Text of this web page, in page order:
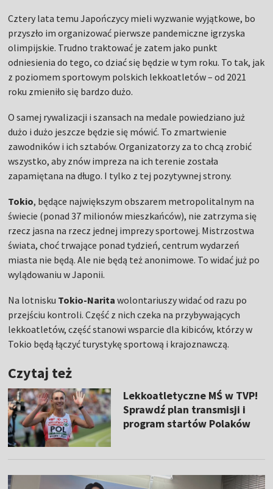
Cztery lata temu Japończycy mieli wyzwanie wyjątkowe, bo
przyszło im organizować pierwsze pandemiczne igrzyska
olimpijskie. Trudno traktować je zatem jako punkt
odniesienia do tego, co dziać się będzie w tym roku. To tak, jak
z poziomem sportowym polskich lekkoatletów – od 2021
roku zmieniło się bardzo dużo.
O samej rywalizacji i szansach na medale powiedziano już
dużo i dużo jeszcze będzie się mówić. To zmartwienie
zawodników i ich sztabów. Organizatorzy za to chcą zrobić
wszystko, aby znów impreza na ich terenie została
zapamiętana na długo. I tylko z tej pozytywnej strony.
Tokio, będące największym obszarem metropolitalnym na
świecie (ponad 37 milionów mieszkańców), nie zatrzyma się
rzecz jasna na rzecz jednej imprezy sportowej. Mistrzostwa
świata, choć trwające ponad tydzień, centrum wydarzeń
miasta nie będą. Ale nie będą też anonimowe. To widać już po
wylądowaniu w Japonii.
Na lotnisku Tokio-Narita wolontariuszy widać od razu po
przejściu kontroli. Część z nich czeka na przybywających
lekkoatletów, część stanowi wsparcie dla kibiców, którzy w
Tokio będą łączyć turystykę sportową i krajoznawczą.
Czytaj też
Lekkoatletyczne MŚ w TVP!
Sprawdź plan transmisji i
program startów Polaków